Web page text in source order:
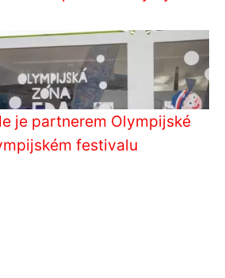
je partnerem Olympijské
festivalu